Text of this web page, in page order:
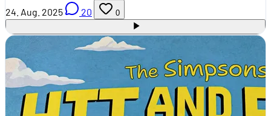
24. Aug. 2025
20 0